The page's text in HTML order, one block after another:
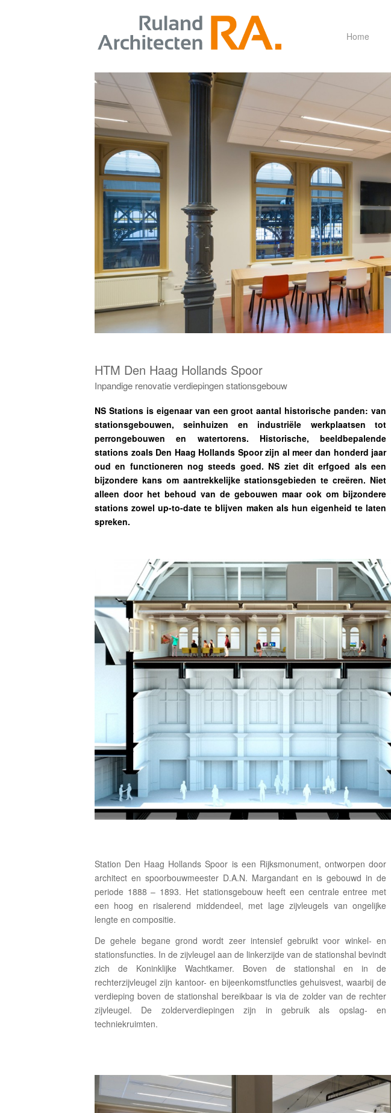
Home
HTM Den Haag Hollands Spoor
Inpandige renovatie verdiepingen stationsgebouw
NS Stations is eigenaar van een groot aantal historische panden: van
stationsgebouwen, seinhuizen en industriële werkplaatsen tot
perrongebouwen en watertorens. Historische, beeldbepalende
stations zoals Den Haag Hollands Spoor zijn al meer dan honderd jaar
oud en functioneren nog steeds goed. NS ziet dit erfgoed als een
bijzondere kans om aantrekkelijke stationsgebieden te creëren. Niet
alleen door het behoud van de gebouwen maar ook om bijzondere
stations zowel up-to-date te blijven maken als hun eigenheid te laten
spreken.
Station Den Haag Hollands Spoor is een Rijksmonument, ontworpen door
architect en spoorbouwmeester D.A.N. Margandant en is gebouwd in de
periode 1888 – 1893. Het stationsgebouw heeft een centrale entree met
een hoog en risalerend middendeel, met lage zijvleugels van ongelijke
lengte en compositie.
De gehele begane grond wordt zeer intensief gebruikt voor winkel- en
stationsfuncties. In de zijvleugel aan de linkerzijde van de stationshal bevindt
zich de Koninklijke Wachtkamer. Boven de stationshal en in de
rechterzijvleugel zijn kantoor- en bijeenkomstfuncties gehuisvest, waarbij de
verdieping boven de stationshal bereikbaar is via de zolder van de rechter
zijvleugel. De zolderverdiepingen zijn in gebruik als opslag- en
techniekruimten.